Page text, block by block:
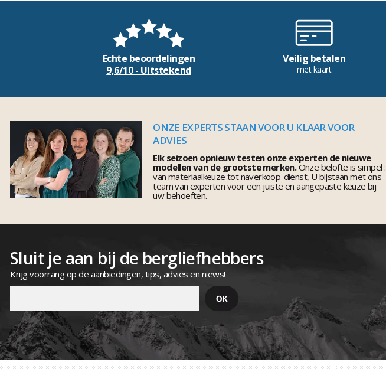
Echte beoordelingen
9,6/10 - Uitstekend
Veilig betalen
met kaart
ONZE EXPERTS STAAN VOOR U KLAAR VOOR
ADVIES
Elk seizoen opnieuw testen onze experten de nieuwe
modellen van de grootste merken.Onze belofte is simpel :
van materiaalkeuze tot naverkoop-dienst, U bijstaan met ons
team van experten voor een juiste en aangepaste keuze bij
uw behoeften.
Sluit je aan bij de bergliefhebbers
Krijg voorrang op de aanbiedingen, tips, advies en niews!